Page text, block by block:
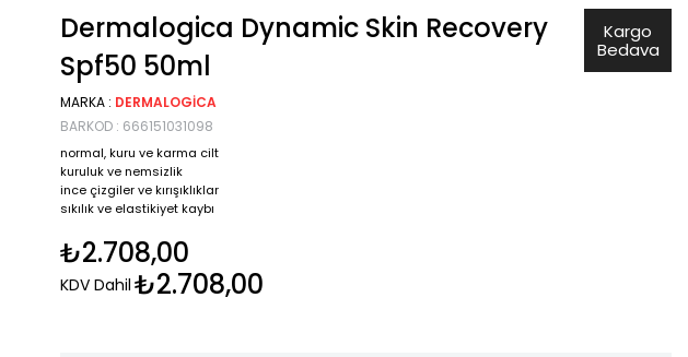
Dermalogica Dynamic Skin Recovery
Spf50 50ml
MARKA : DERMALOGICA
BARKOD : 666151031098
normal, kuru ve karma cilt
kuruluk ve nemsizlik
ince çizgiler ve kırışıklıklar
sıkılık ve elastikiyet kaybı
₺2.708,00
KDV Dahil ₺2.708,00
Kargo
Bedava